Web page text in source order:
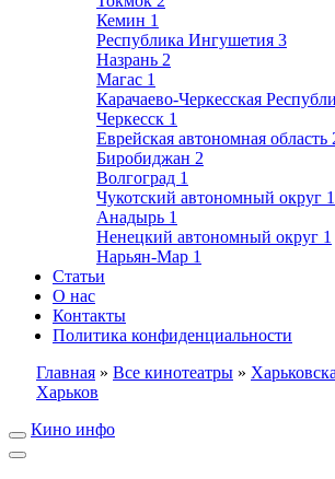
Кемин 1
Республика Ингушетия 3
Назрань 2
Магас 1
Карачаево-Черкесская
Черкесск 1
Еврейская автономная область
Биробиджан 2
Волгоград 1
Чукотский автономный округ 1
Анадырь 1
Ненецкий автономный округ 1
Нарьян-Мар 1
Статьи
О нас
Контакты
Политика конфиденциальности
Главная » Все кинотеатры »
Харьков
Кино инфо